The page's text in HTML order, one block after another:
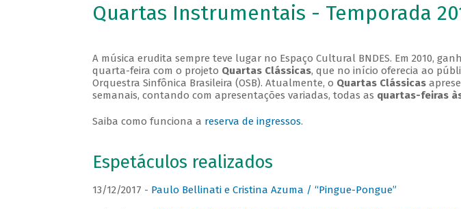
Quartas Instrumentais - Temporada
A música erudita sempre teve lugar no Espaço Cultural BNDES. Em 2010,
quarta-feira com o projeto Quartas Clássicas, que no início oferecia ao
Orquestra Sinfônica Brasileira (OSB). Atualmente, o Quartas Clássicas
semanais, contando com apresentações variadas, todas as quartas-feiras
Saiba como funciona a reserva de ingressos.
Espetáculos realizados
13/12/2017 - Paulo Bellinati e Cristina Azuma / “Pingue-Pongue”